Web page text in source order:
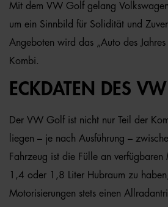
Mit dem VW Golf gelang
um ein Sinnbild für Solidität und
Angeboten wird das „Auto des
Kombi.
ECKDATEN DES
Der VW Golf ist nicht nur Teil der
liegen – je nach Ausführung –
Fahrzeug ist die Fülle an
1,4 oder 1,8 Liter Hubraum zu
Motorisierungen stets einen